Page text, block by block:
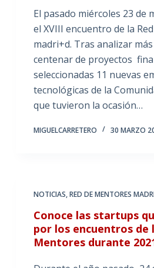
El pasado miércoles 23 de
el XVIII encuentro de la
madri+d. Tras analizar
centenar de proyectos
seleccionadas 11 nuevas
tecnológicas de la
que tuvieron la ocasión…
MIGUELCARRETERO 30 MARZO
NOTICIAS,RED DE MENTORES
Conoce las startups
por los encuentros de
Mentores durante